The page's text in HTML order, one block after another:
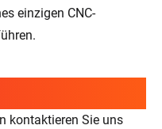
einzigen CNC-
kontaktieren Sie uns